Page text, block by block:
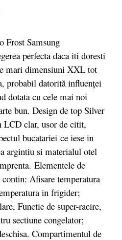
Samsung
perfecta daca iti doresti
mari dimensiuni XXL tot
probabil datorită influenţei
dotata cu cele mai noi
bun. Design de top Silver
LCD clar, usor de citit,
bucatariei ce iese in
argintiu si materialul otel
Elementele de
Afisare temperatura
in frigider;
Functie de super-racire,
sectiune congelator;
Compartimentul de